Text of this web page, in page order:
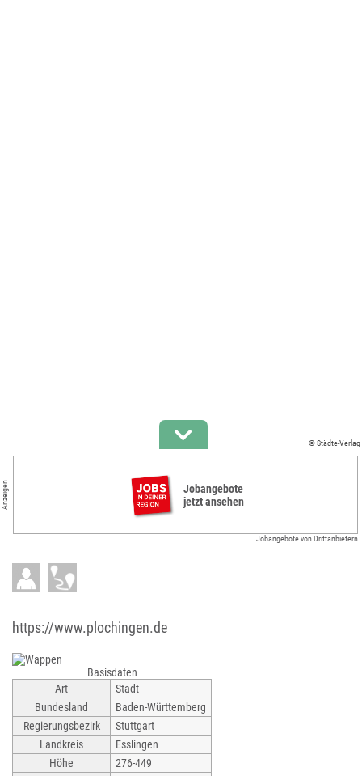
© Städte-Verlag
Anzeigen
Jobangebote
jetzt ansehen
Jobangebote von Drittanbietern
https://www.plochingen.de
Basisdaten
Art
Stadt
Bundesland
Baden-Württemberg
Regierungsbezirk
Stuttgart
Landkreis
Esslingen
Höhe
276-449